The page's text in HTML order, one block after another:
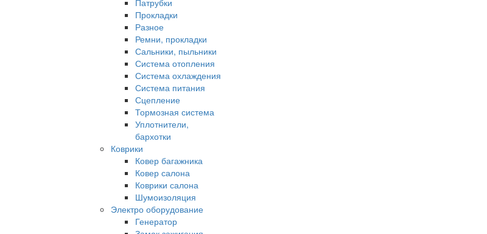
Патрубки
Прокладки
Разное
Ремни, прокладки
Сальники, пыльники
Система отопления
Система охлаждения
Система питания
Сцепление
Тормозная система
Уплотнители,
бархотки
Коврики
Ковер багажника
Ковер салона
Коврики салона
Шумоизоляция
Электро оборудование
Генератор